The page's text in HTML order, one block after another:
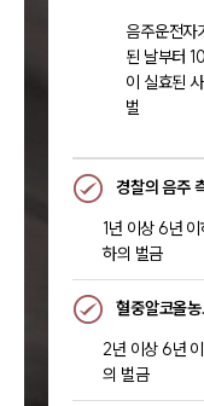
음주운전자
된 날부터
이 실효된
벌
경찰의 음주
1년 이상 6년
하의 벌금
혈중알코올
2년 이상 6년
의 벌금